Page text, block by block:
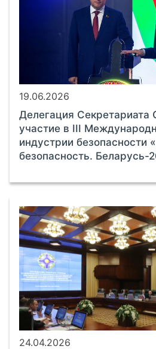
19.06.2026
Делегация
участие в III
индустрии безопасности
безопасность. Беларусь-
24.04.2026